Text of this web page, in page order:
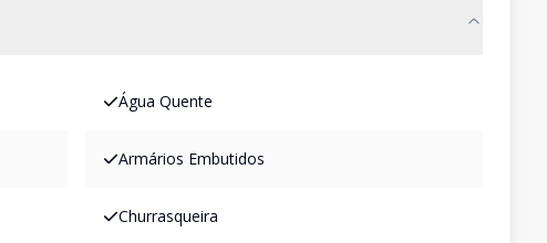
Água Quente
Armários Embutidos
Churrasqueira